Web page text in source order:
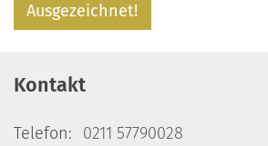
Ausgezeichnet!
Kontakt
Telefon:
0211 57790028